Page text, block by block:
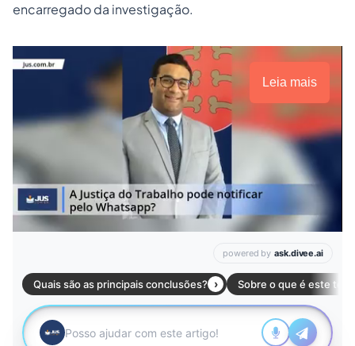
encarregado da investigação.
Leia mais